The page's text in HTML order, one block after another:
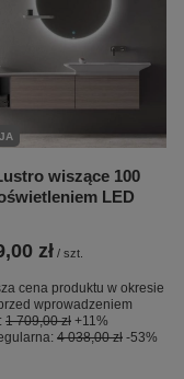
wiszące 100
LED
zł / szt.
cena produktu w okresie
wprowadzeniem
1 709,00 zł +11%
4 038,00 zł -53%